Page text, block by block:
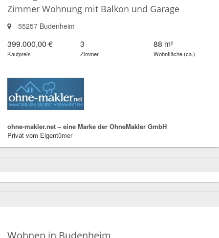
Zimmer Wohnung mit Balkon und Garage
55257 Budenheim
399.000,00 €
Kaufpreis
3
Zimmer
88 m²
Wohnfläche (ca.)
ohne-makler.net – eine Marke der OhneMakler GmbH
Privat vom Eigentümer